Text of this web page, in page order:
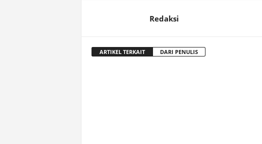
Redaksi
ARTIKEL TERKAIT DARI PENULIS